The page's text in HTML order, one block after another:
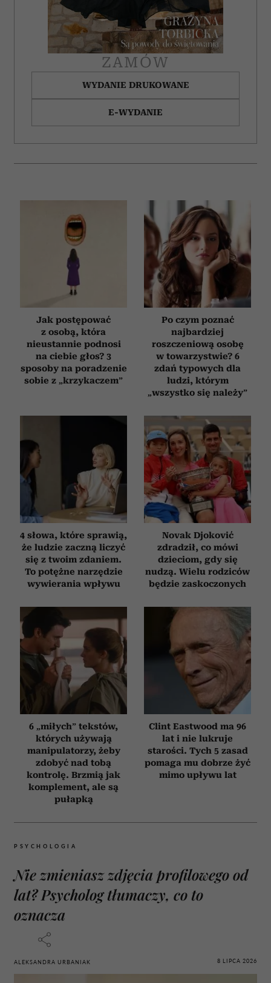
ZAMÓW
WYDANIE DRUKOWANE
E-WYDANIE
Jak postępować
z osobą, która
nieustannie podnosi
na ciebie głos? 3
sposoby na poradzenie
sobie z „krzykaczem”
Po czym poznać
najbardziej
roszczeniową osobę
w towarzystwie? 6
zdań typowych dla
ludzi, którym
„wszystko się należy”
4 słowa, które sprawią,
że ludzie zaczną liczyć
się z twoim zdaniem.
To potężne narzędzie
wywierania wpływu
Novak Djoković
zdradził, co mówi
dzieciom, gdy się
nudzą. Wielu rodziców
będzie zaskoczonych
6 „miłych” tekstów,
których używają
manipulatorzy, żeby
zdobyć nad tobą
kontrolę. Brzmią jak
komplement, ale są
pułapką
Clint Eastwood ma 96
lat i nie lukruje
starości. Tych 5 zasad
pomaga mu dobrze żyć
mimo upływu lat
PSYCHOLOGIA
Nie zmieniasz zdjęcia profilowego od
lat? Psycholog tłumaczy, co to
oznacza
ALEKSANDRA URBANIAK 8 LIPCA 2026